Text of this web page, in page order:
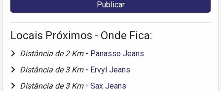
Locais Próximos - Onde Fica:
Distância de 2 Km - Panasso Jeans
Distância de 3 Km - Ervyl Jeans
Distância de 3 Km - Sax Jeans